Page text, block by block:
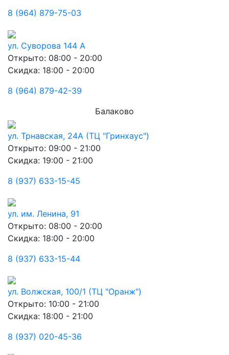
8 (964) 879-75-03
ул. Суворова 144 А
Открыто: 08:00 - 20:00
Скидка: 18:00 - 20:00
8 (964) 879-42-39
Балаково
ул. Трнавская, 24А (ТЦ "Гринхаус")
Открыто: 09:00 - 21:00
Скидка: 19:00 - 21:00
8 (937) 633-15-45
ул. им. Ленина, 91
Открыто: 08:00 - 20:00
Скидка: 18:00 - 20:00
8 (937) 633-15-44
ул. Волжская, 100/1 (ТЦ "Оранж")
Открыто: 10:00 - 21:00
Скидка: 18:00 - 21:00
8 (937) 020-45-36